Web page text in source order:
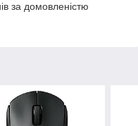
за домовленістю